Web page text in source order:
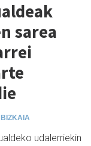
sarea
BIZKAIA
udalerriekin